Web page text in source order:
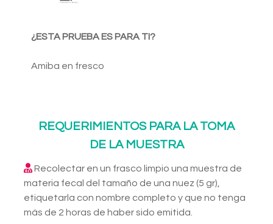
¿ESTA PRUEBA ES PARA TI?
Amiba en fresco
REQUERIMIENTOS PARA LA TOMA
DE LA MUESTRA
Recolectar en un frasco limpio una muestra de
materia fecal del tamaño de una nuez (5 gr),
etiquetarla con nombre completo y que no tenga
más de 2 horas de haber sido emitida.